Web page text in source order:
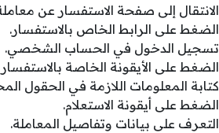
الانتقال إلى صفحة الاستفسار عن
الضغط على الرابط الخاص بالاستفسار.
تسجيل الدخول في الحساب الشخصي.
الضغط على الأيقونة الخاصة
كتابة المعلومات اللازمة في الحقول
الضغط على أيقونة الاستعلام.
التعرف على بيانات وتفاصيل المعاملة.